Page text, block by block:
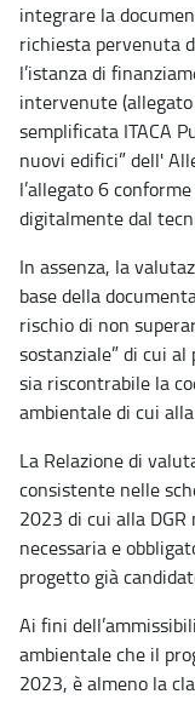
integrare la
richiesta pervenuta
l’istanza di
intervenute
semplificata ITACA
nuovi edifici” dell'
l’allegato 6
digitalmente dal
In assenza, la
base della
rischio di non
sostanziale” di cui al
sia riscontrabile la
ambientale di cui
La Relazione di
consistente nelle
2023 di cui alla
necessaria e
progetto già
Ai fini
ambientale che il
2023, è almeno la